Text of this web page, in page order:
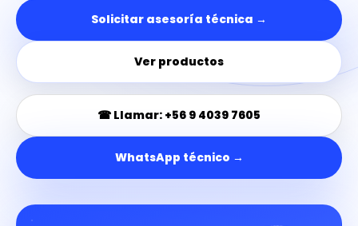
Solicitar asesoría técnica →
Ver productos
☎ Llamar: +56 9 4039 7605
WhatsApp técnico →